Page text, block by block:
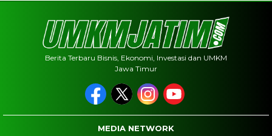
Berita Terbaru Bisnis, Ekonomi, Investasi dan UMKM
Jawa Timur
MEDIA NETWORK